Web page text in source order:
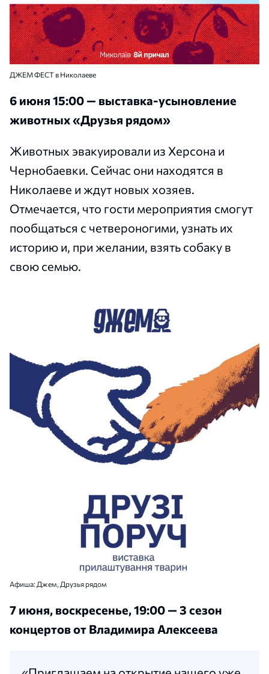
ДЖЕМ ФЕСТ в Николаеве
6 июня 15:00 — выставка-усыновление
животных «Друзья рядом»
Животных эвакуировали из Херсона и
Чернобаевки. Сейчас они находятся в
Николаеве и ждут новых хозяев.
Отмечается, что гости мероприятия смогут
пообщаться с четвероногими, узнать их
историю и, при желании, взять собаку в
свою семью.
Афиша: Джем, Друзья рядом
7 июня, воскресенье, 19:00 — 3 сезон
концертов от Владимира Алексеева